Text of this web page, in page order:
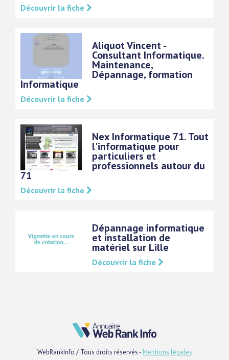
Découvrir la fiche
Aliquot Vincent -
Consultant Informatique.
Maintenance,
Dépannage, formation
Informatique
Découvrir la fiche
Nex Informatique 71. Tout
l'informatique pour
particuliers et
professionnels autour du
71
Découvrir la fiche
Dépannage informatique
et installation de
matériel sur Lille
Découvrir la fiche
WebRankInfo / Tous droits réservés - Mentions légales